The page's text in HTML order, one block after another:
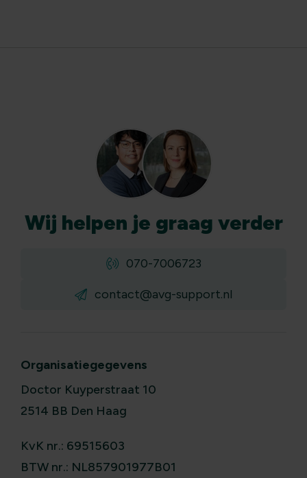
Wij helpen je graag verder
070-7006723
contact@avg-support.nl
Organisatiegegevens
Doctor Kuyperstraat 10
2514 BB Den Haag
KvK nr.: 69515603
BTW nr.: NL857901977B01